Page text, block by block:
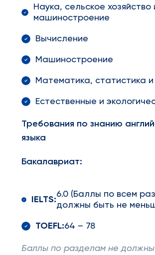
Наука, сельское хозяйство
машиностроение
Вычисление
Машиностроение
Математика, статистика и
Естественные и
Требования по знанию
языка
Бакалавриат:
IELTS:
6.0 (Баллы по всем
должны быть не
TOEFL:64 – 78
Баллы по разделам не должны